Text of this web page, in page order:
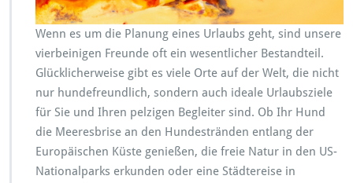
e
f
ü
r
U
l
a
u
Wenn es um die Planung eines Urlaubs geht, sind unsere
vierbeinigen Freunde oft ein wesentlicher Bestandteil.
Glücklicherweise gibt es viele Orte auf der Welt, die nicht
nur hundefreundlich, sondern auch ideale Urlaubsziele
für Sie und Ihren pelzigen Begleiter sind. Ob Ihr Hund
die Meeresbrise an den Hundestränden entlang der
Europäischen Küste genießen, die freie Natur in den US-
Nationalparks erkunden oder eine Städtereise in